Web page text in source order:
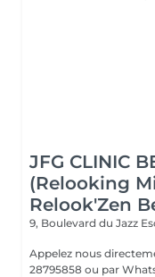
JFG CLINIC
(Relooking
Relook'Zen
9, Boulevard du Jazz
Appelez nous
28795858 ou par